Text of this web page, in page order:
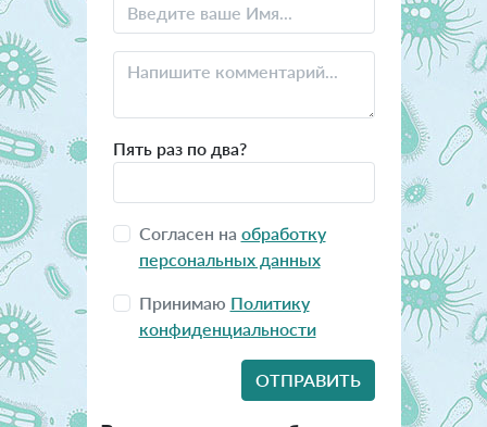
Пять раз по два?
Согласен на обработку
персональных данных
Принимаю Политику
конфиденциальности